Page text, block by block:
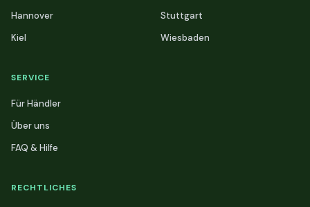
Hannover
Kiel
Stuttgart
Wiesbaden
SERVICE
Für Händler
Über uns
FAQ & Hilfe
RECHTLICHES